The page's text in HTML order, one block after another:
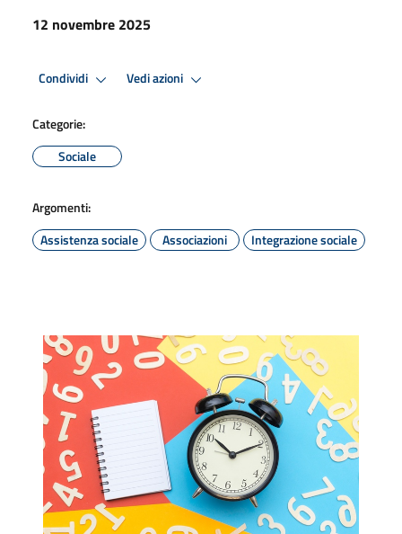
12 novembre 2025
Condividi Vedi azioni
Categorie:
Sociale
Argomenti:
Assistenza sociale
Associazioni Integrazione sociale